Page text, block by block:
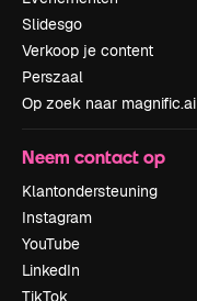
Slidesgo
Verkoop je content
Perszaal
Op zoek naar magnific.ai
Neem contact op
Klantondersteuning
Instagram
YouTube
LinkedIn
TikTok